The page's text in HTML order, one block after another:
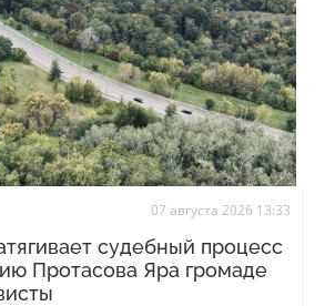
07 августа 2026 13:33
судебный процесс
Протасова Яра громаде